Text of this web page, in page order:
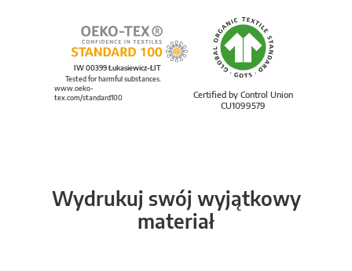
Certified by Control Union
CU1099579
IW 00399 Łukasiewicz-ŁIT
Tested for harmful substances.
www.oeko-
tex.com/standard100
Wydrukuj swój wyjątkowy
materiał